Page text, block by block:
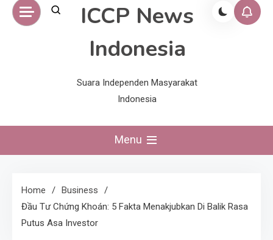
ICCP News
Indonesia
Suara Independen Masyarakat
Indonesia
Menu
Home
Business
Đầu Tư Chứng Khoán: 5 Fakta Menakjubkan Di Balik Rasa
Putus Asa Investor